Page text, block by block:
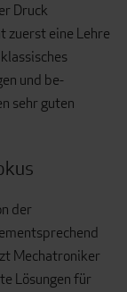
Druck
zuerst eine Lehre
und be­
sehr guten
der
Mechatroniker
Lösungen für